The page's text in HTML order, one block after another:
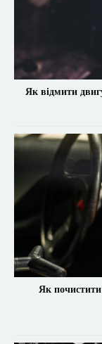
Як відмити
Як